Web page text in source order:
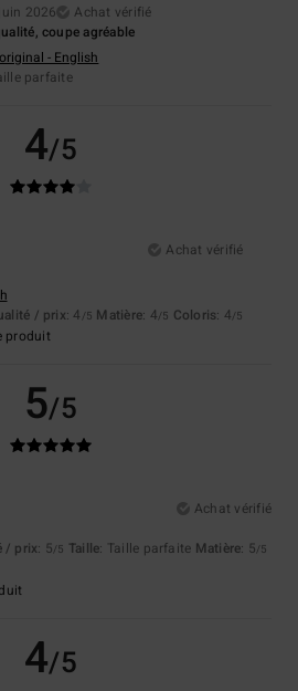
2026
Achat vérifié
coupe agréable
- English
parfaite
4/5
Achat vérifié
/ prix: 4 /5 Matière: 4/5 Coloris: 4/5
produit
5/5
Achat vérifié
/ prix: 5/5 Taille: Taille parfaite Matière: 5/5
4/5